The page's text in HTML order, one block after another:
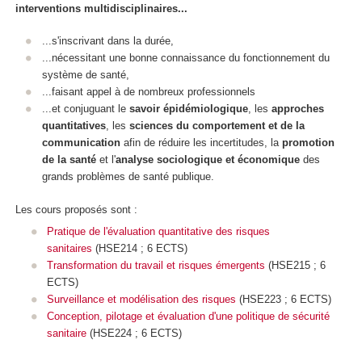
interventions multidisciplinaires...
...s'inscrivant dans la durée,
...nécessitant une bonne connaissance du fonctionnement du
système de santé,
...faisant appel à de nombreux professionnels
...et conjuguant le savoir épidémiologique, les approches
quantitatives, les sciences du comportement et de la
communicationafin de réduire les incertitudes, la promotion
de la santéet l'analyse sociologique et économiquedes
grands problèmes de santé publique.
Les cours proposés sont :
Pratique de l'évaluation quantitative des risques
sanitaires (HSE214 ; 6 ECTS)
Transformation du travail et risques émergents (HSE215 ; 6
ECTS)
Surveillance et modélisation des risques (HSE223 ; 6 ECTS)
Conception, pilotage et évaluation d'une politique de sécurité
sanitaire (HSE224 ; 6 ECTS)